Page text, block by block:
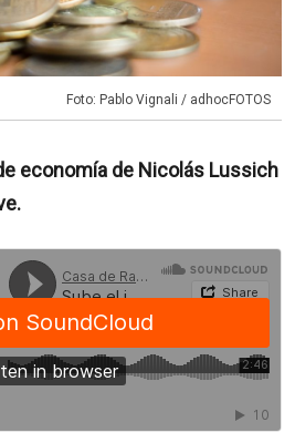
Foto: Pablo Vignali / adhocFOTOS
economía de Nicolás Lussich